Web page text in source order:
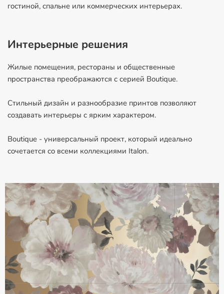
гостиной, спальне или коммерческих интерьерах.
Интерьерные решения
Жилые помещения, рестораны и общественные
пространства преображаются с серией Boutique.
Стильный дизайн и разнообразие принтов позволяют
создавать интерьеры с ярким характером.
Boutique - универсальный проект, который идеально
сочетается со всеми коллекциями Italon.